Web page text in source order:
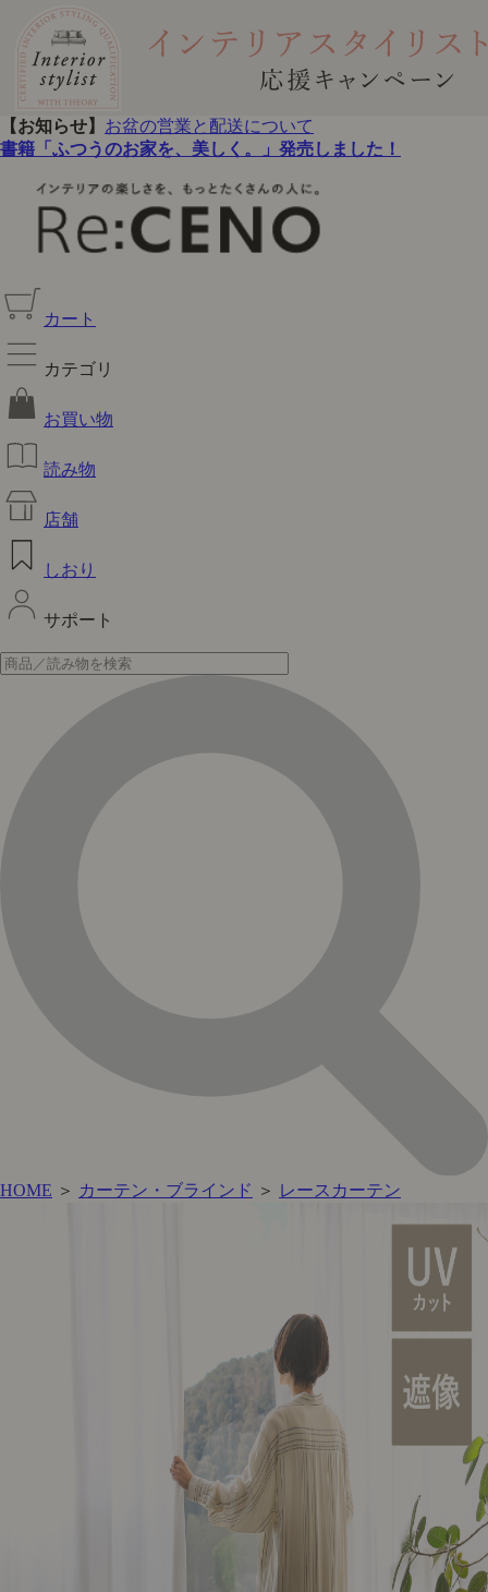
【お知らせ】 お盆の営業と配送について
書籍「ふつうのお家を、美しく。」発売しました！
カート
カテゴリ
お買い物
読み物
店舗
しおり
サポート
HOME ＞ カーテン・ブラインド ＞ レースカーテン